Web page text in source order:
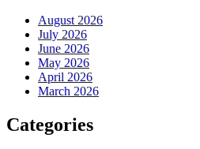
August 2026
July 2026
June 2026
May 2026
April 2026
March 2026
Categories